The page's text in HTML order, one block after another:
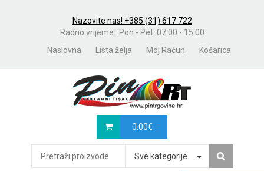
Nazovite nas! +385 (31) 617 722
Radno vrijeme: Pon - Pet: 07:00 - 15:00
Naslovna
Lista želja Moj Račun Košarica
0.00€
Sve kategorije